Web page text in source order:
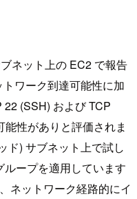
ネット上の EC2 で報告
ワーク到達可能性に加
22 (SSH) および TCP
性がありと評価されま
ド) サブネット上で試し
ープを適用しています
ネットワーク経路的にイ